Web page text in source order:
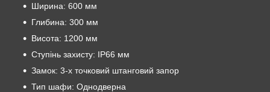
Ширина: 600 мм
Глибина: 300 мм
Висота: 1200 мм
Ступінь захисту: IP66 мм
Замок: 3-х точковий штанговий запор
Тип шафи: Однодверна